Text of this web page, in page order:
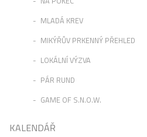
MLADÁ KREV
MIKÝŘŮV PRKENNÝ PŘEHLED
LOKÁLNÍ VÝZVA
PÁR RUND
GAME OF S.N.O.W.
KALENDÁŘ